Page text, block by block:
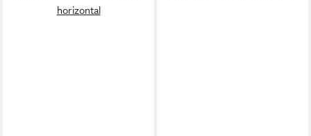
horizontal